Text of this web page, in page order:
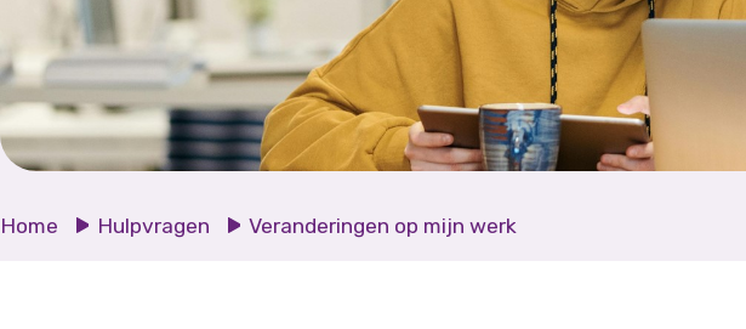
Home Hulpvragen Veranderingen op mijn werk